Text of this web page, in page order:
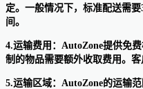
定。一般情况下，标准配送需
间。
4.运输费用：AutoZone提供免
制的物品需要额外收取费用。
5.运输区域：AutoZone的运输